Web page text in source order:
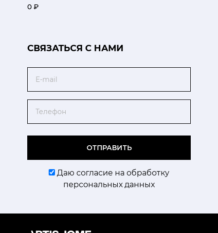
0 ₽
CВЯЗАТЬСЯ С НАМИ
ОТПРАВИТЬ
Даю согласие на обработку
персональных данных